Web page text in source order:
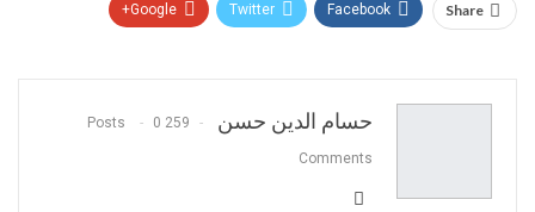
Share
Facebook
Twitter
Google+
حسام الدين حسن 259 Posts
0
Comments